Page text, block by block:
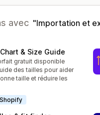
avec Importation et
& Size Guide
5 gratuit disponible
des tailles pour aider
taille et réduire les